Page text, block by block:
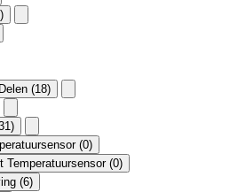
(18)
(0)
Temperatuursensor (0)
(6)